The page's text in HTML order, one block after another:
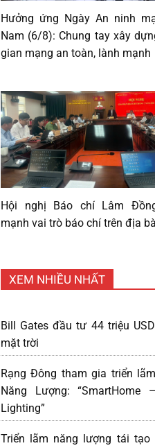
Hưởng ứng Ngày An ninh
Nam (6/8): Chung tay xây
gian mạng an toàn, lành mạnh
Hội nghị Báo chí Lâm
mạnh vai trò báo chí trên địa
XEM NHIỀU NHẤT
Bill Gates đầu tư 44 triệu
mặt trời
Rạng Đông tham gia triển
Năng Lượng: “SmartHome
Lighting”
Triển lãm năng lượng tái tạo